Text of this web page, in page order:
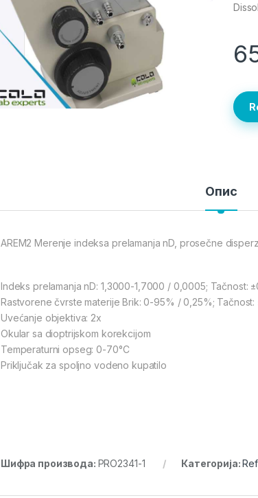
Опис
AREM2 Merenje indeksa prelamanja nD, prosečne
Indeks prelamanja nD: 1,3000-1,7000 / 0,0005; Tačnost:
Rastvorene čvrste materije Brik: 0-95% / 0,25%; Tačnost:
Uvećanje objektiva: 2x
Okular sa dioptrijskom korekcijom
Temperaturni opseg: 0-70°C
Priključak za spoljno vodeno kupatilo
Шифра производа: PRO2341-1 Категорија: